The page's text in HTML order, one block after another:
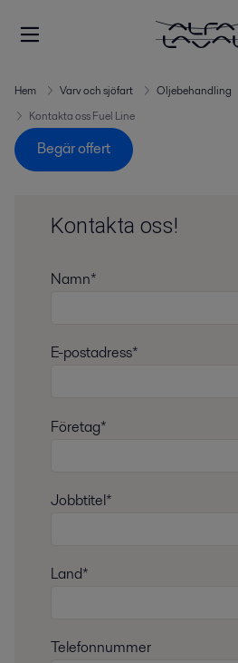
Hem Varv och sjöfart Oljebehandling
Kontakta oss Fuel Line
Begär offert
Kontakta oss!
Namn*
E-postadress*
Företag*
Jobbtitel*
Land*
Telefonnummer